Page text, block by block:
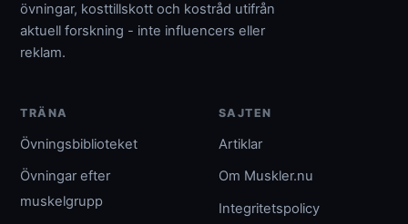
övningar, kosttillskott och kostråd utifrån
aktuell forskning - inte influencers eller
reklam.
TRÄNA
Övningsbiblioteket
Övningar efter
muskelgrupp
SAJTEN
Artiklar
Om Muskler.nu
Integritetspolicy